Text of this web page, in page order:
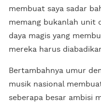
membuat saya sadar
memang bukanlah unit
daya magis yang
mereka harus
Bertambahnya umur
musik nasional
seberapa besar ambisi